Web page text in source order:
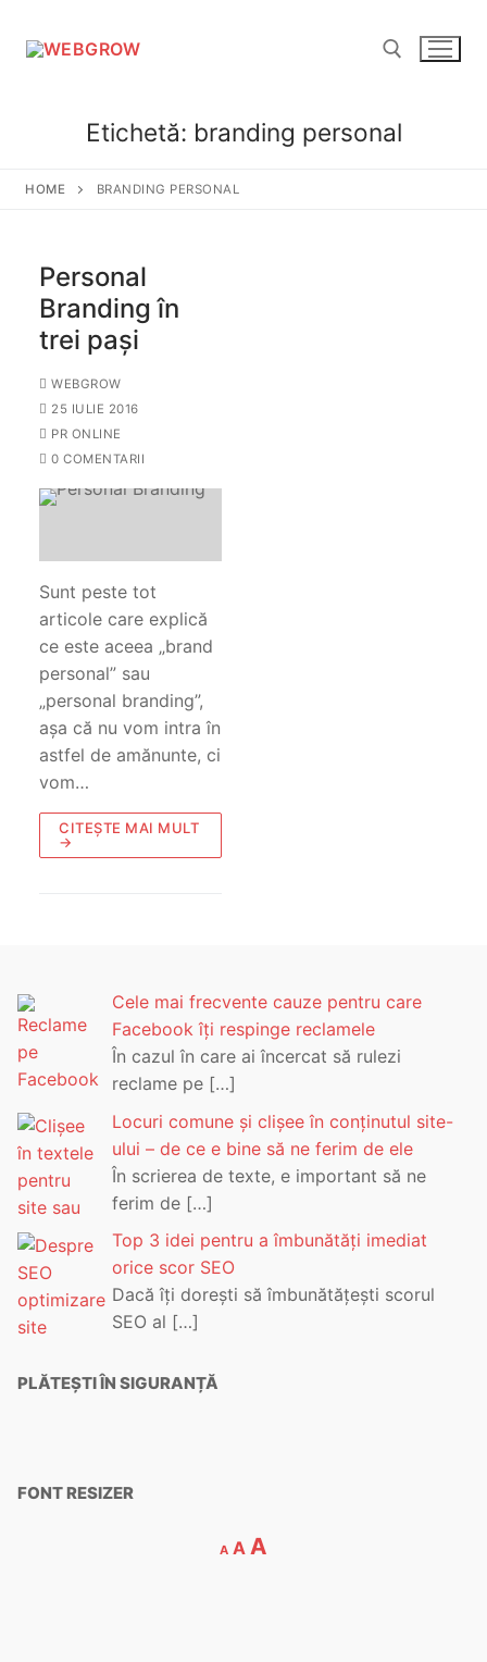
Etichetă: branding personal
HOME BRANDING PERSONAL
Personal
Branding în
trei pași
WEBGROW
25 IULIE 2016
PR ONLINE
0 COMENTARII
Sunt peste tot
articole care explică
ce este aceea „brand
personal” sau
„personal branding”,
așa că nu vom intra în
astfel de amănunte, ci
vom…
CITEȘTE MAI MULT
→
Cele mai frecvente cauze pentru care
Facebook îți respinge reclamele
În cazul în care ai încercat să rulezi
reclame pe […]
Locuri comune și clișee în conținutul site-
ului – de ce e bine să ne ferim de ele
În scrierea de texte, e important să ne
ferim de […]
Top 3 idei pentru a îmbunătăți imediat
orice scor SEO
Dacă îți dorești să îmbunătățești scorul
SEO al […]
PLĂTEȘTI ÎN SIGURANȚĂ
FONT RESIZER
A A A